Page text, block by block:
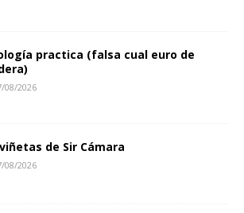
practica (falsa cual euro de
08/2026
de Sir Cámara
08/2026